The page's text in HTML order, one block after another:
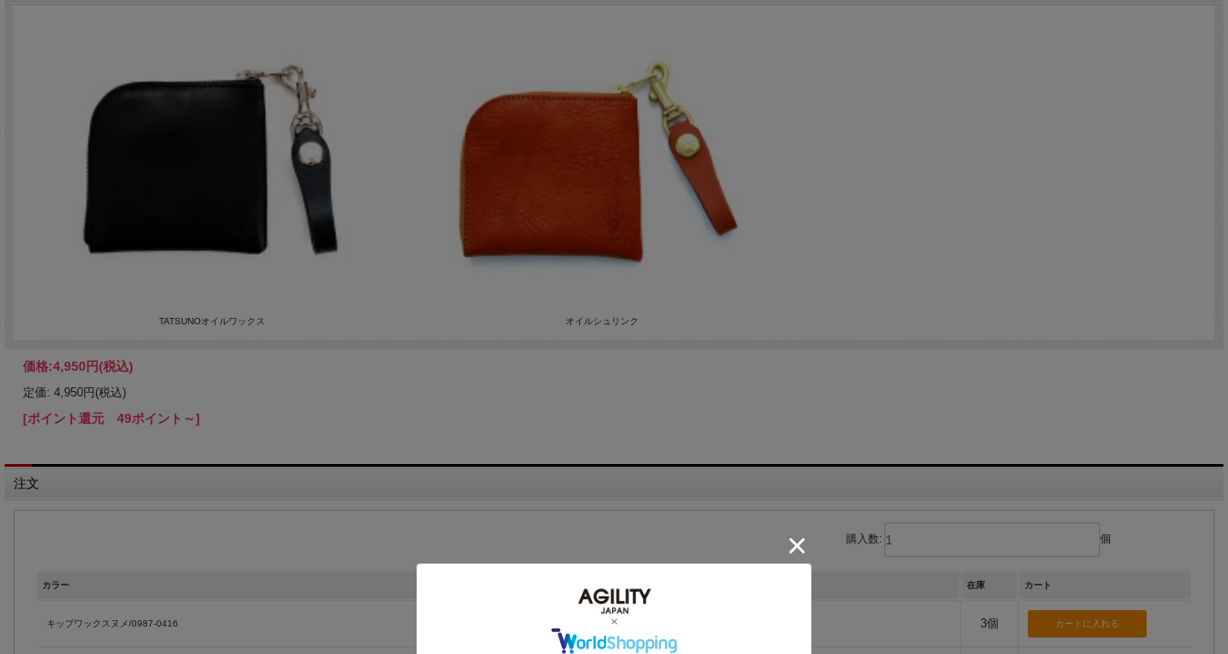
TATSUNOオイルワックス オイルシュリンク
価格:4,950円(税込)
定価: 4,950円(税込)
[ポイント還元 49ポイント～]
注文
購入数: 個
カラー 在庫 カート
キップワックスヌメ/0987-0416 3個